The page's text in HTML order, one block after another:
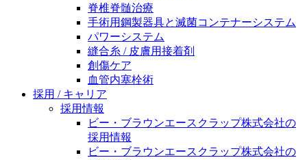
水頭症について
「水頭症」とはどのような疾患なのでしょう。成人に
多い水頭症と、小児に多い水頭症の特徴と症状、検査
や治療法など「水頭症」の概要を知っていただくこと
ができます。
エースクラップアカデミー
医療に携わるあらゆる方々に、学びと情報共有の場を
提供していくことを目指します。
脊椎脊髄治療
手術用鋼製器具と滅菌コンテナーシステム
パワーシステム
縫合糸 / 皮膚用接着剤
創傷ケア
血管内塞栓術
採用 / キャリア
採用情報
ビー・ブラウンエースクラップ株式会社の
採用情報
ビー・ブラウンエースクラップ株式会社の